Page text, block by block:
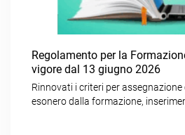
Regolamento per la
vigore dal 13 giugno 2026
Rinnovati i criteri per assegnazione
esonero dalla formazione,